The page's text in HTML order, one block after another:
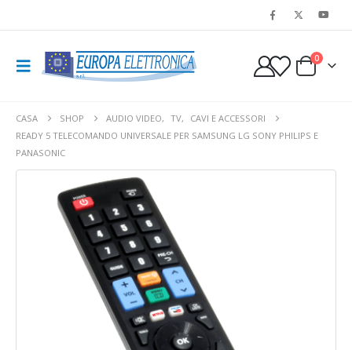
0
CASA SHOP AUDIO VIDEO, TV,
CAVI E ACCESSORI
READY 5 TELECOMANDO UNIVERSALE PER SAMSUNG LG SONY PHILIPS E
PANASONIC